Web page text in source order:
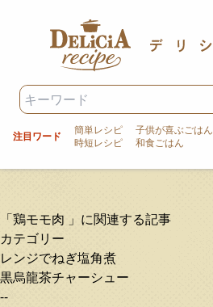
注目ワード 簡単レシピ 子供が喜ぶごはん
時短レシピ
和食ごはん
「鶏モモ肉 」に関連する記事
カテゴリー
レンジでねぎ塩角煮
黒烏龍茶チャーシュー
--